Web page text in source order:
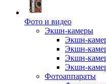
Фото и видео
Экшн-камеры
Экшн-
Экшн-
Экшн-
Экшн-
Фотоаппараты